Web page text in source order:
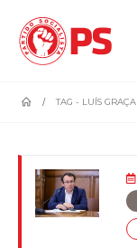
TAG - LUÍS GRAÇA